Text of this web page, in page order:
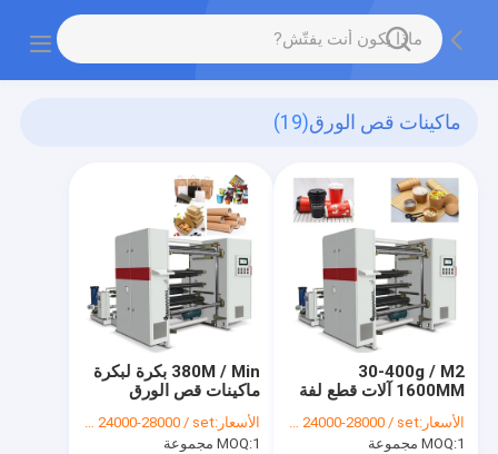
ماكينات قص الورق(19)
380M / Min بكرة لبكرة
ماكينات قص الورق
المطلي للكوب الورقي
الأسعار:USD 24000-28000 / set
MOQ:1 مجموعة
30-400g / M2
1600MM آلات قطع لفة
الورق لصناديق الوجبات
الجاهزة للغداء
الأسعار:USD 24000-28000 / set
MOQ:1 مجموعة